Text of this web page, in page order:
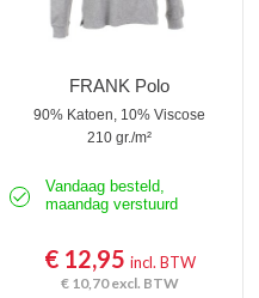
FRANK Polo
90% Katoen, 10% Viscose
210 gr./m²
Vandaag besteld,
maandag verstuurd
€ 12,95 incl. BTW
€ 10,70excl. BTW